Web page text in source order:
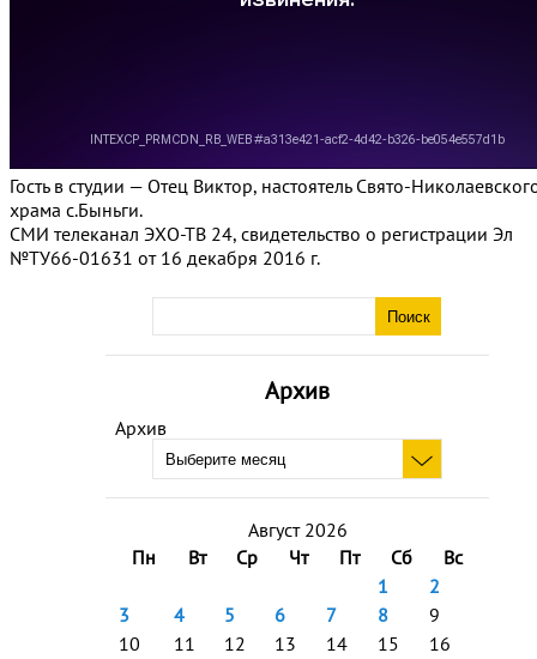
Архив
Архив
Август 2026
Пн
Вт Ср Чт Пт Сб
Вс
1
2
3
4 5 6 7 8
9
10
11 12 13 14 15
16
Гость в студии — Отец Виктор, настоятель Свято-
храма с.Быньги.
СМИ телеканал ЭХО-ТВ 24, свидетельство о регистрации Эл
№ТУ66-01631 от 16 декабря 2016 г.